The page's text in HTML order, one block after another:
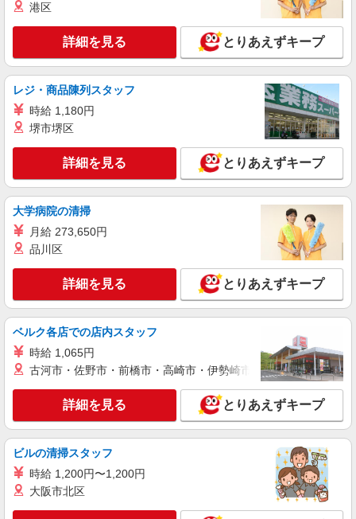
ライフ南台店 東京都中野区南台2-51-7
キープ 詳細を見る
ライフ中野新井店（店舗コード812）
時給1,235円以上
ライフ中野新井店 東京都中野区新井3-8-12
キープ 詳細を見る
アルバイト
レジ
時給1,360円以上 ※24:15まで勤務が条件とな
ります。
ライフ東中野店 東京都中野区東中野3-9-7
キープ 詳細を見る
ライフ中野坂上店（店舗コード896）
ライフ中野坂上店 東京都中野区中央1-36-3
港区
詳細を見る とりあえずキープ
レジ・商品陳列スタッフ
時給 1,180円
堺市堺区
詳細を見る とりあえずキープ
大学病院の清掃
月給 273,650円
品川区
詳細を見る とりあえずキープ
ベルク各店での店内スタッフ
時給 1,065円
古河市・佐野市・前橋市・高崎市・伊勢崎市・太田市・館林市
詳細を見る とりあえずキープ
ビルの清掃スタッフ
時給 1,200円〜1,200円
大阪市北区